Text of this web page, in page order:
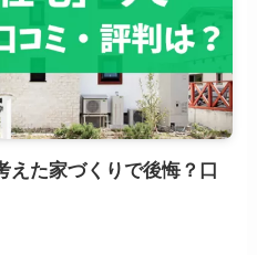
えた家づくりで後悔？口